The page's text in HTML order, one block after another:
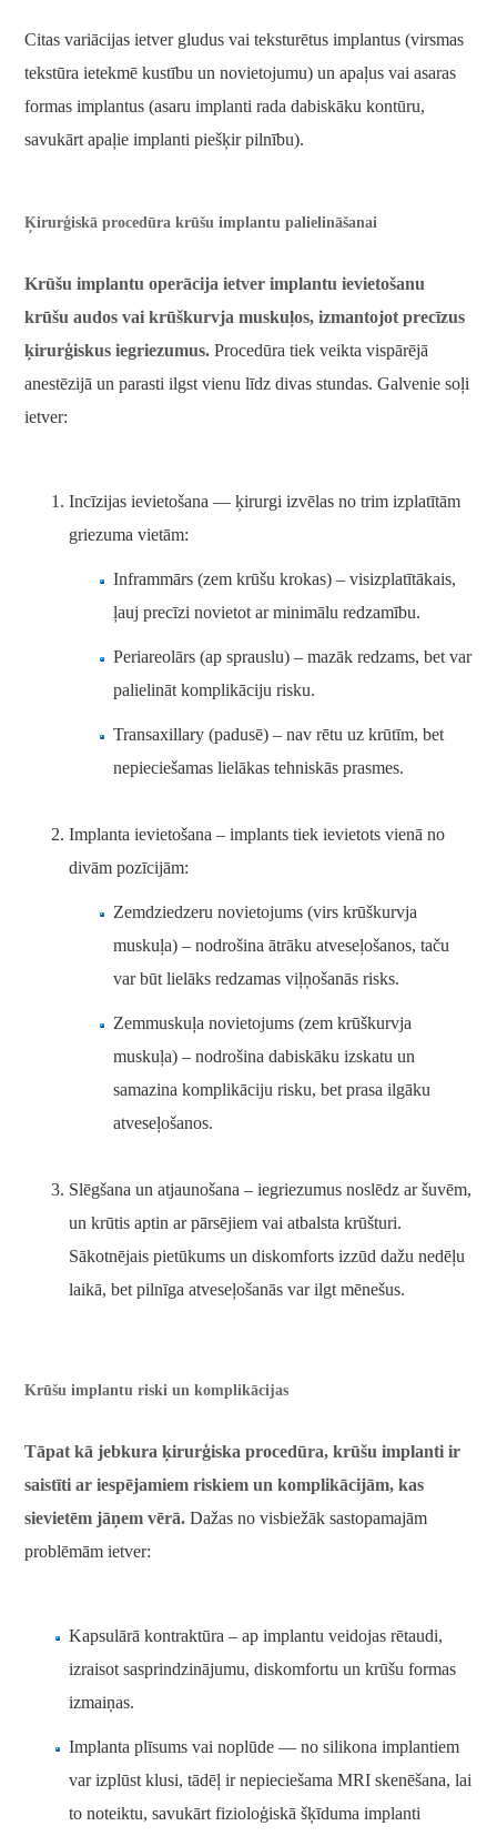
Citas variācijas ietver gludus vai teksturētus implantus (virsmas
tekstūra ietekmē kustību un novietojumu) un apaļus vai asaras
formas implantus (asaru implanti rada dabiskāku kontūru,
savukārt apaļie implanti piešķir pilnību).
Ķirurģiskā procedūra krūšu implantu palielināšanai
Krūšu implantu operācija ietver implantu ievietošanu
krūšu audos vai krūškurvja muskuļos, izmantojot precīzus
ķirurģiskus iegriezumus. Procedūra tiek veikta vispārējā
anestēzijā un parasti ilgst vienu līdz divas stundas. Galvenie soļi
ietver:
Incīzijas ievietošana — ķirurgi izvēlas no trim izplatītām
griezuma vietām:
Inframmārs (zem krūšu krokas) – visizplatītākais,
ļauj precīzi novietot ar minimālu redzamību.
Periareolārs (ap sprauslu) – mazāk redzams, bet var
palielināt komplikāciju risku.
Transaxillary (padusē) – nav rētu uz krūtīm, bet
nepieciešamas lielākas tehniskās prasmes.
Implanta ievietošana – implants tiek ievietots vienā no
divām pozīcijām:
Zemdziedzeru novietojums (virs krūškurvja
muskuļa) – nodrošina ātrāku atveseļošanos, taču
var būt lielāks redzamas viļņošanās risks.
Zemmuskuļa novietojums (zem krūškurvja
muskuļa) – nodrošina dabiskāku izskatu un
samazina komplikāciju risku, bet prasa ilgāku
atveseļošanos.
Slēgšana un atjaunošana – iegriezumus noslēdz ar šuvēm,
un krūtis aptin ar pārsējiem vai atbalsta krūšturi.
Sākotnējais pietūkums un diskomforts izzūd dažu nedēļu
laikā, bet pilnīga atveseļošanās var ilgt mēnešus.
Krūšu implantu riski un komplikācijas
Tāpat kā jebkura ķirurģiska procedūra, krūšu implanti ir
saistīti ar iespējamiem riskiem un komplikācijām, kas
sievietēm jāņem vērā. Dažas no visbiežāk sastopamajām
problēmām ietver:
Kapsulārā kontraktūra – ap implantu veidojas rētaudi,
izraisot sasprindzinājumu, diskomfortu un krūšu formas
izmaiņas.
Implanta plīsums vai noplūde — no silikona implantiem
var izplūst klusi, tādēļ ir nepieciešama MRI skenēšana, lai
to noteiktu, savukārt fizioloģiskā šķīduma implanti